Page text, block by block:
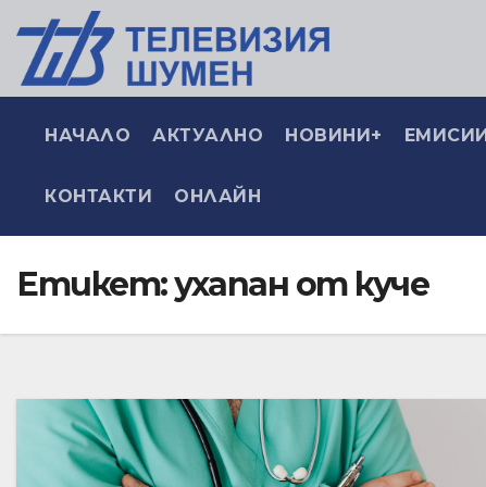
НАЧАЛО АКТУАЛНО НОВИНИ+
КОНТАКТИ ОНЛАЙН
Етикет:ухапан от куче